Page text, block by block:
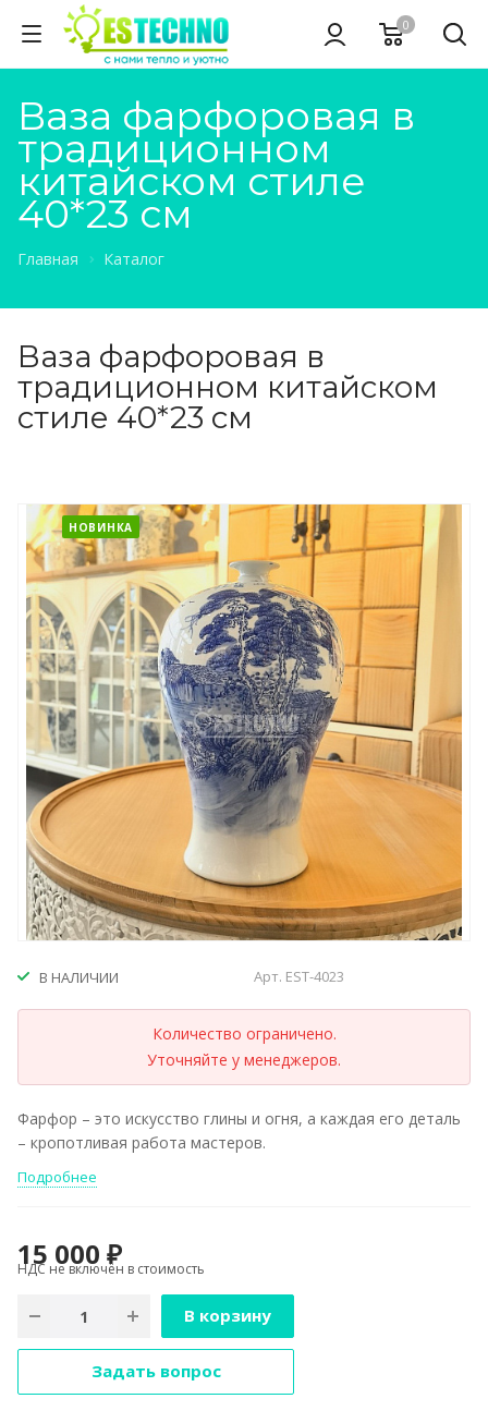
0
Ваза фарфоровая в
традиционном
китайском стиле
40*23 см
Главная Каталог
Ваза фарфоровая в
традиционном китайском
стиле 40*23 см
НОВИНКА
В НАЛИЧИИ Арт. EST-4023
Количество ограничено.
Уточняйте у менеджеров.
Фарфор – это искусство глины и огня, а каждая его деталь
– кропотливая работа мастеров.
Подробнее
15 000 ₽
В корзину
Задать вопрос
НДС не включён в стоимость